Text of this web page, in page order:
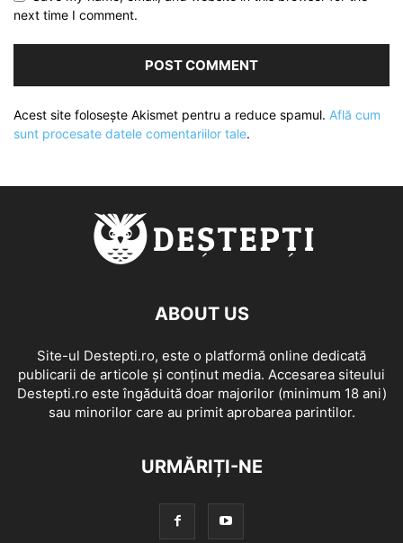
next time I comment.
Acest site folosește Akismet pentru a reduce spamul. Află cum
sunt procesate datele comentariilor tale.
ABOUT US
Site-ul Destepti.ro, este o platformă online dedicată
publicarii de articole și conținut media. Accesarea siteului
Destepti.ro este îngăduită doar majorilor (minimum 18 ani)
sau minorilor care au primit aprobarea parintilor.
URMĂRIȚI-NE